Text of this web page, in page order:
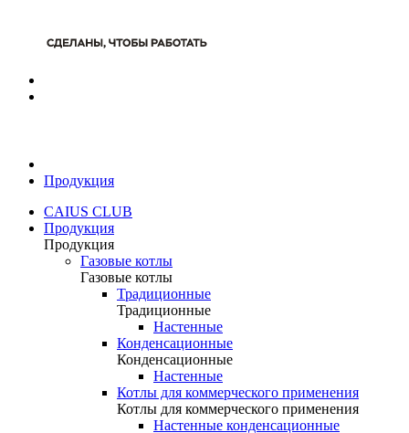
Продукция
CAIUS CLUB
Продукция
Продукция
Газовые котлы
Газовые котлы
Традиционные
Традиционные
Настенные
Конденсационные
Конденсационные
Настенные
Котлы для коммерческого применения
Котлы для коммерческого применения
Настенные конденсационные